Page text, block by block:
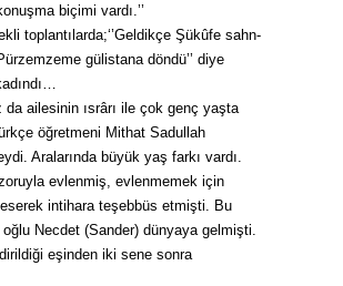
biçimi vardı.’’
toplantılarda;‘’Geldikçe Şükûfe sahn-
gülistana döndü’’ diye
da ailesinin ısrârı ile çok genç yaşta
öğretmeni Mithat Sadullah
Aralarında büyük yaş farkı vardı.
zoruyla evlenmiş, evlenmemek için
intihara teşebbüs etmişti. Bu
Necdet (Sander) dünyaya gelmişti.
eşinden iki sene sonra